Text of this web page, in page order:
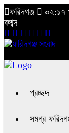
ফরিদগঞ্জ
০২:১৭
বঙ্গাব্দ
প্রচ্ছদ
সমগ্র